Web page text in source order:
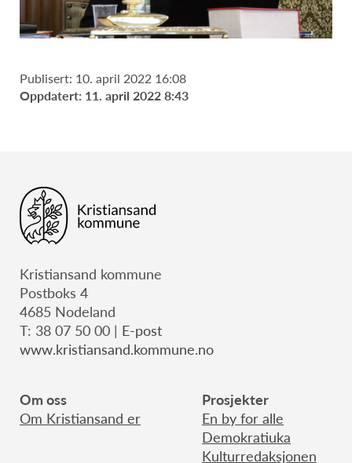
Publisert: 10. april 2022 16:08
Oppdatert: 11. april 2022 8:43
Kristiansand kommune
Postboks 4
4685 Nodeland
T: 38 07 50 00 | E-post
www.kristiansand.kommune.no
Om oss
Om Kristiansand er
Prosjekter
En by for alle
Demokratiuka
Kulturredaksjonen